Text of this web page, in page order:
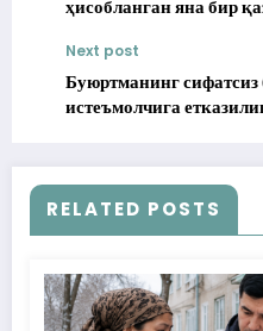
ҳисобланган яна бир
Next post
Буюртманинг
истеъмолчига
RELATED POSTS